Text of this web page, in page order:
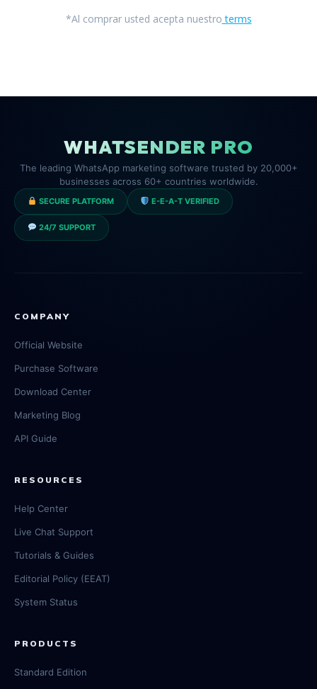
*Al comprar usted acepta nuestro terms
WHATSENDER PRO
The leading WhatsApp marketing software trusted by 20,000+
businesses across 60+ countries worldwide.
SECURE PLATFORM E-E-A-T VERIFIED
24/7 SUPPORT
COMPANY
Official Website
Purchase Software
Download Center
Marketing Blog
API Guide
RESOURCES
Help Center
Live Chat Support
Tutorials & Guides
Editorial Policy (EEAT)
System Status
PRODUCTS
Standard Edition